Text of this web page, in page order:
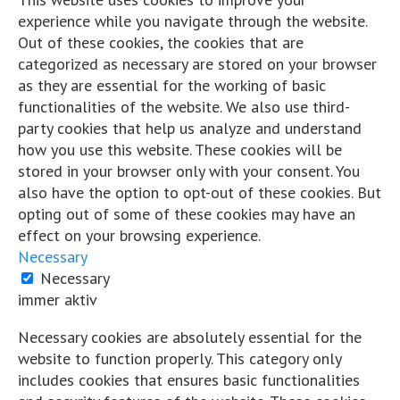
on Linked In
Share by Email
View Comments
Likes:
0
Shares:
0
Comments:
1
Auf Facebook kommentieren
Cordian Riener
Hart und Trocken
5 Jahre zuvor
Wissen vernetzt...
Auf Facebook ansehen
· Teilen
experience while you navigate through the website.
Out of these cookies, the cookies that are
categorized as necessary are stored on your browser
as they are essential for the working of basic
functionalities of the website. We also use third-
party cookies that help us analyze and understand
how you use this website. These cookies will be
stored in your browser only with your consent. You
also have the option to opt-out of these cookies. But
opting out of some of these cookies may have an
effect on your browsing experience.
Necessary
Necessary
immer aktiv
Necessary cookies are absolutely essential for the
website to function properly. This category only
includes cookies that ensures basic functionalities